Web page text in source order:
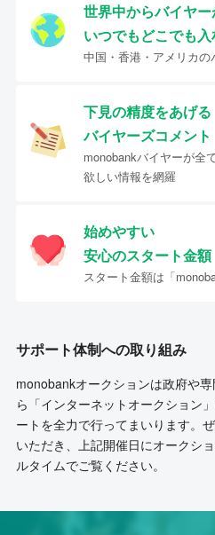
世界中からバイヤ
いつでもどこでも入
中国・香港・アメリカ
下見の精度をあげる
バイヤーズコメント
monobankバイヤーが全
欲しい情報を網羅
始めやすい
安心のスタート金額
スタート金額は「
サポート体制への取り組み
monobankオークションは政府や
ら「インターネットオークション
ートを全力で行ってまいります。
いただき、上記開催日にオークシ
ルタイムでご覧ください。